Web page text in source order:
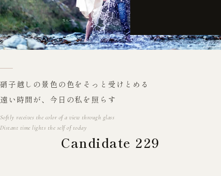
硝子越しの景色の色をそっと受けとめる
遠い時間が、今日の私を照らす
Softly receives the color of a view through glass
Distant time lights the self of today
Candidate 229